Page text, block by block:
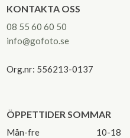
KONTAKTA OSS
08 55 60 60 50
info@gofoto.se
Org.nr: 556213-0137
ÖPPETTIDER SOMMAR
Mån-fre
10-18